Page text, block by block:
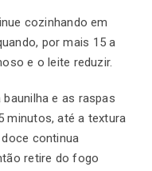
cozinhando em
por mais 15 a
e o leite reduzir.
e as raspas
minutos, até a textura
continua
retire do fogo